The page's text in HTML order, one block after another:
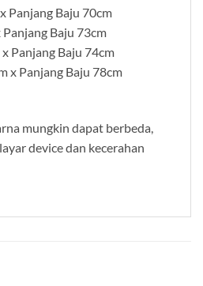
Panjang Baju 70cm
Panjang Baju 73cm
Panjang Baju 74cm
x Panjang Baju 78cm
mungkin dapat berbeda,
device dan kecerahan